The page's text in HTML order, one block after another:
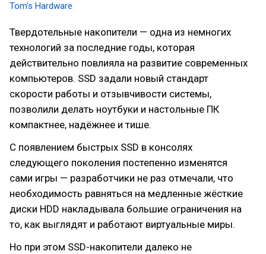
Tom's Hardware
Твердотельные накопители — одна из немногих
технологий за последние годы, которая
действительно повлияла на развитие современных
компьютеров. SSD задали новый стандарт
скорости работы и отзывчивости системы,
позволили делать ноутбуки и настольные ПК
компактнее, надёжнее и тише.
С появлением быстрых SSD в консолях
следующего поколения постепенно изменятся
сами игры — разработчики не раз отмечали, что
необходимость равняться на медленные жёсткие
диски HDD накладывала большие ограничения на
то, как выглядят и работают виртуальные миры.
Но при этом SSD-накопители далеко не